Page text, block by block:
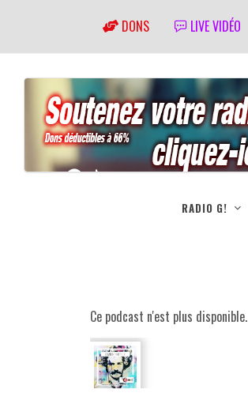
DONS LIVE VIDÉO
RADIO G!
Ce podcast n'est plus disponible.